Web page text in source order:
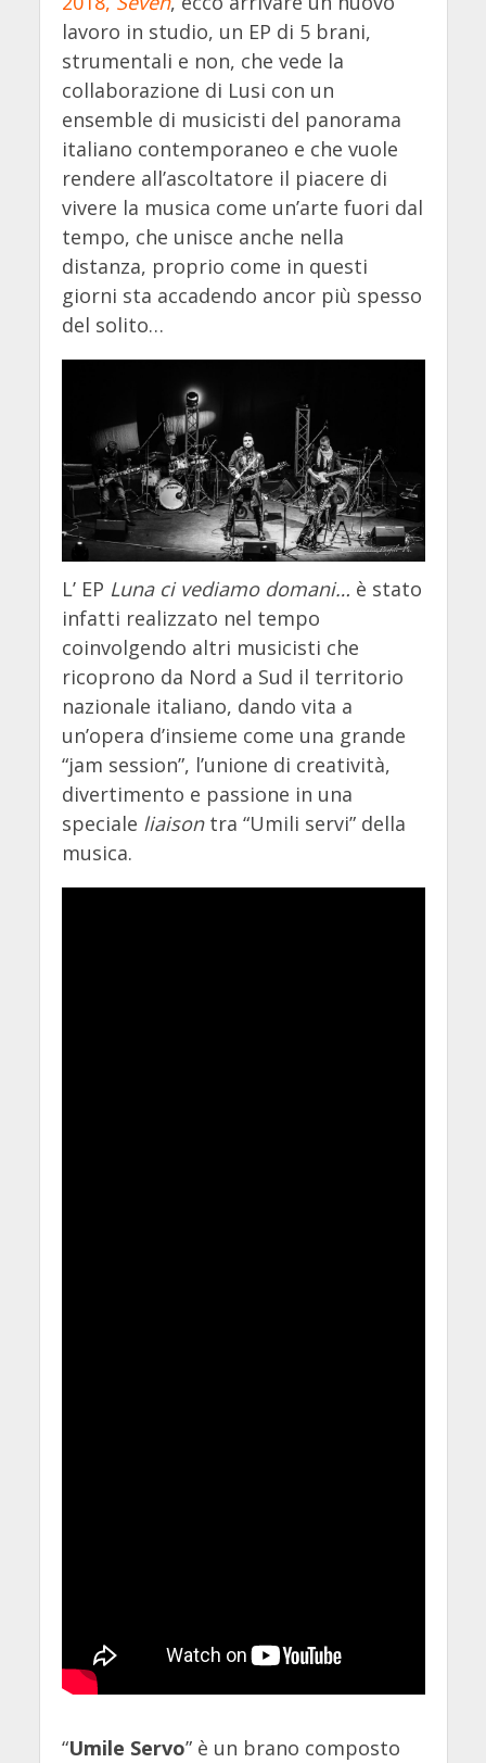
lavoro in studio, un EP di 5 brani,
strumentali e non, che vede la
collaborazione di Lusi con un
ensemble di musicisti del panorama
italiano contemporaneo e che vuole
rendere all’ascoltatore il piacere di
vivere la musica come un’arte fuori dal
tempo, che unisce anche nella
distanza, proprio come in questi
giorni sta accadendo ancor più spesso
del solito…
L’ EP Luna ci vediamo domani… è stato
infatti realizzato nel tempo
coinvolgendo altri musicisti che
ricoprono da Nord a Sud il territorio
nazionale italiano, dando vita a
un’opera d’insieme come una grande
“jam session”, l’unione di creatività,
divertimento e passione in una
speciale liaison tra “Umili servi” della
musica.
“Umile Servo” è un brano composto